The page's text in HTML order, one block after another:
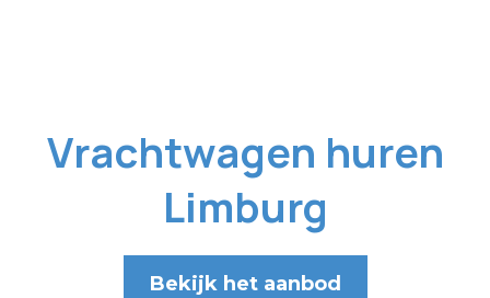
Vrachtwagen huren
Limburg
Bekijk het aanbod